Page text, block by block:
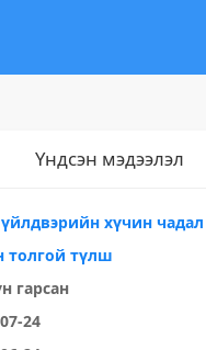
Үндсэн мэдээлэл
хүчин
толгой түлш
гарсан
24